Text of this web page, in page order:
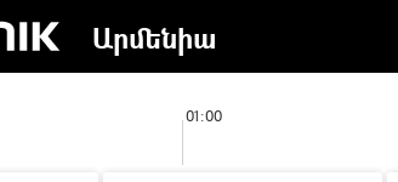
Արմենիա
01:00